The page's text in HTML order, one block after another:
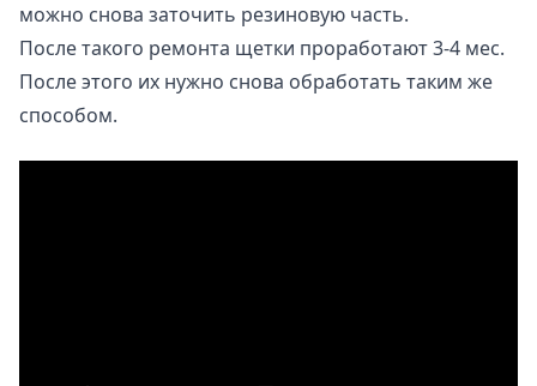
можно снова заточить резиновую часть.
После такого ремонта щетки проработают 3-4 мес.
После этого их нужно снова обработать таким же
способом.